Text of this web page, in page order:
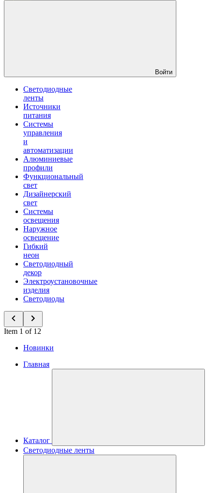
Войти
Светодиодные
ленты
Источники
питания
Системы
управления
и
автоматизации
Алюминиевые
профили
Функциональный
свет
Дизайнерский
свет
Системы
освещения
Наружное
освещение
Гибкий
неон
Светодиодный
декор
Электроустановочные
изделия
Светодиоды
Item 1 of 12
Новинки
Главная
Каталог
Светодиодные ленты